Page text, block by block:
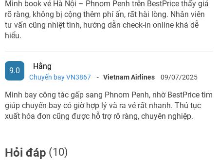
Mình book vé Hà Nội – Phnom Penh trên BestPrice thấy giá
rõ ràng, không bị cộng thêm phí ẩn, rất hài lòng. Nhân viên
tư vấn cũng nhiệt tình, hướng dẫn check-in online khá dễ
hiểu.
9.0 Hằng
Chuyến bay VN3867 - Vietnam Airlines 09/07/2025
Mình bay công tác gấp sang Phnom Penh, nhờ BestPrice tìm
giúp chuyến bay có giờ hợp lý và ra vé rất nhanh. Thủ tục
xuất hóa đơn cũng được hỗ trợ rõ ràng, chuyên nghiệp.
Hỏi đáp (10)